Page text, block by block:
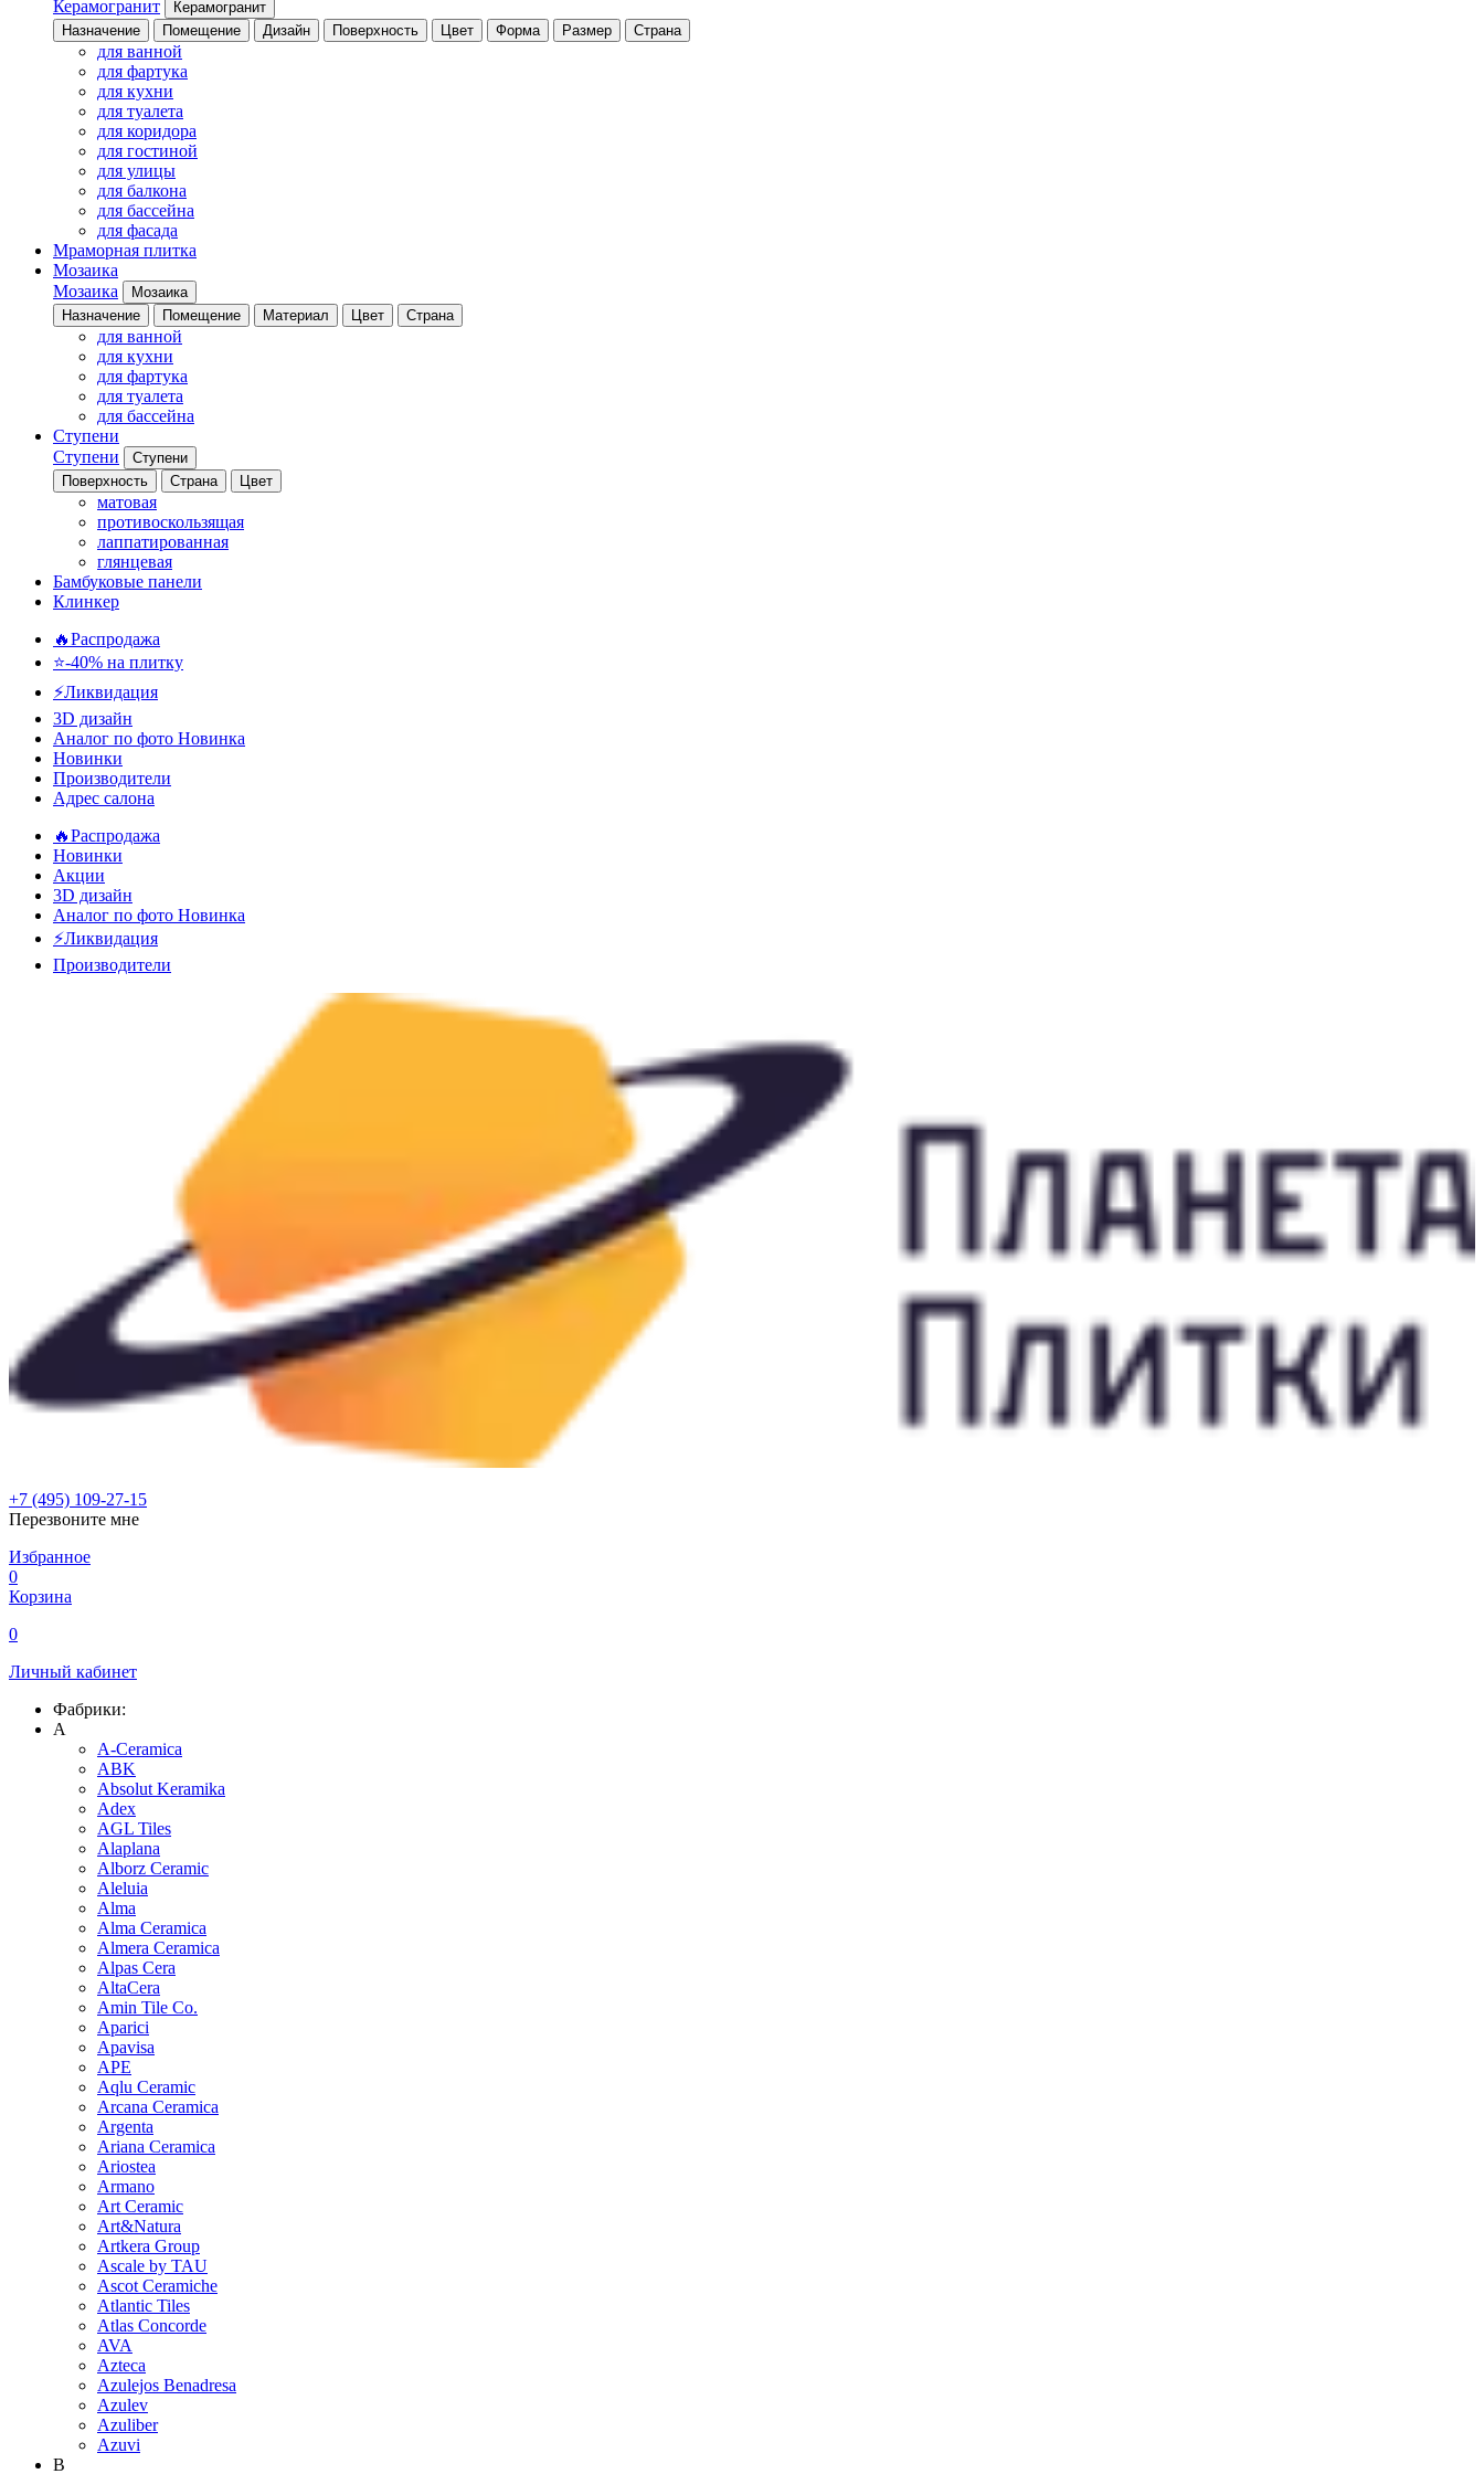
Керамогранит
Керамогранит
Назначение
Помещение Дизайн Поверхность Цвет Форма Размер Страна
для ванной
для фартука
для кухни
для туалета
для коридора
для гостиной
для улицы
для балкона
для бассейна
для фасада
Мраморная плитка
Мозаика
Мозаика
Мозаика
Назначение
Помещение Материал Цвет Страна
для ванной
для кухни
для фартука
для туалета
для бассейна
Ступени
Ступени
Ступени
Поверхность
Страна Цвет
матовая
противоскользящая
лаппатированная
глянцевая
Бамбуковые панели
Клинкер
🔥Распродажа
⭐-40% на плитку
⚡️Ликвидация
3D дизайн
Аналог по фото Новинка
Новинки
Производители
Адрес салона
🔥Распродажа
Новинки
Акции
3D дизайн
Аналог по фото Новинка
⚡Ликвидация
Производители
+7 (495) 109-27-15
Перезвоните мне
Избранное
0
Корзина
0
Личный кабинет
Фабрики:
A
A-Ceramica
ABK
Absolut Keramika
Adex
AGL Tiles
Alaplana
Alborz Ceramic
Aleluia
Alma
Alma Ceramica
Almera Ceramica
Alpas Cera
AltaCera
Amin Tile Co.
Aparici
Apavisa
APE
Aqlu Ceramic
Arcana Ceramica
Argenta
Ariana Ceramica
Ariostea
Armano
Art Ceramic
Art&Natura
Artkera Group
Ascale by TAU
Ascot Ceramiche
Atlantic Tiles
Atlas Concorde
AVA
Azteca
Azulejos Benadresa
Azulev
Azuliber
Azuvi
B